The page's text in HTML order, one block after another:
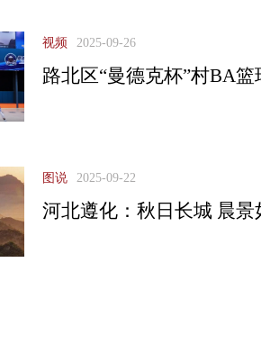
视频 2025-09-26
路北区“曼德克杯”村BA
图说 2025-09-22
河北遵化：秋日长城 晨景